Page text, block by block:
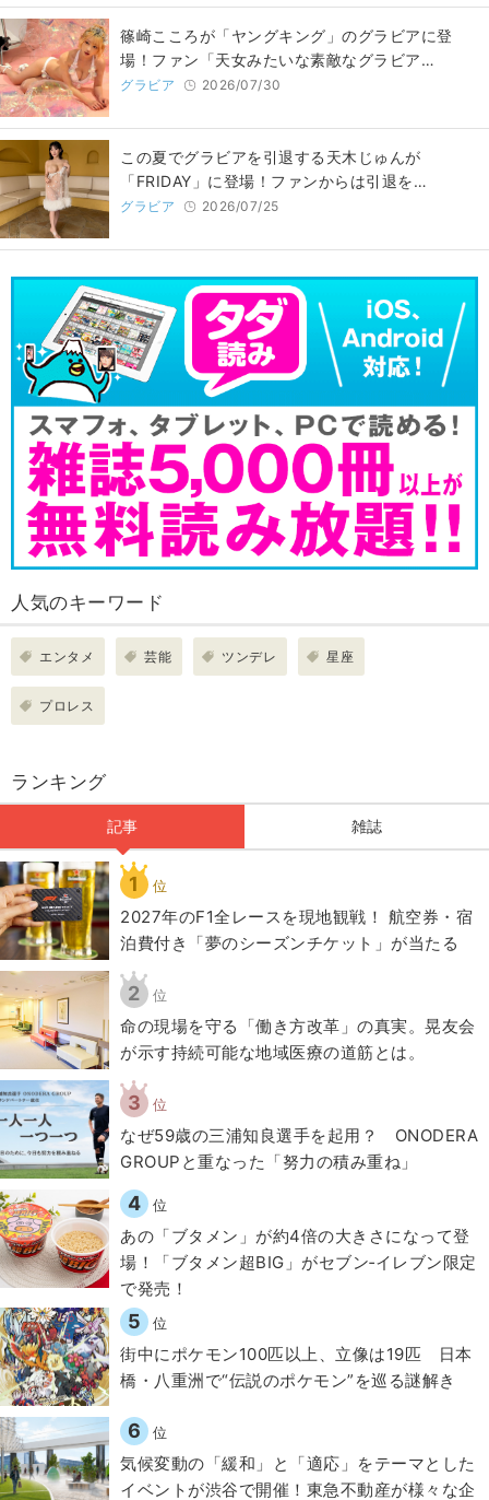
篠崎こころが「ヤングキング」のグラビアに登
場！ファン「天女みたいな素敵なグラビア…
グラビア 2026/07/30
この夏でグラビアを引退する天木じゅんが
「FRIDAY」に登場！ファンからは引退を…
グラビア 2026/07/25
人気のキーワード
エンタメ 芸能 ツンデレ 星座
プロレス
ランキング
記事 雑誌
1 位
2027年のF1全レースを現地観戦！ 航空券・宿
泊費付き「夢のシーズンチケット」が当たる
2 位
​命の現場を守る「働き方改革」の真実。晃友会
が示す持続可能な地域医療の道筋とは。
3 位
なぜ59歳の三浦知良選手を起用？ ONODERA
GROUPと重なった「努力の積み重ね」
4 位
あの「ブタメン」が約4倍の大きさになって登
場！「ブタメン超BIG」がセブン‐イレブン限定
で発売！
5 位
街中にポケモン100匹以上、立像は19匹 日本
橋・八重洲で“伝説のポケモン”を巡る謎解き
6 位
気候変動の「緩和」と「適応」をテーマとした
イベントが渋谷で開催！東急不動産が様々な企